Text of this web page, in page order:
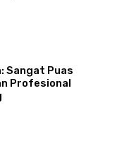
Sangat Puas
Profesional